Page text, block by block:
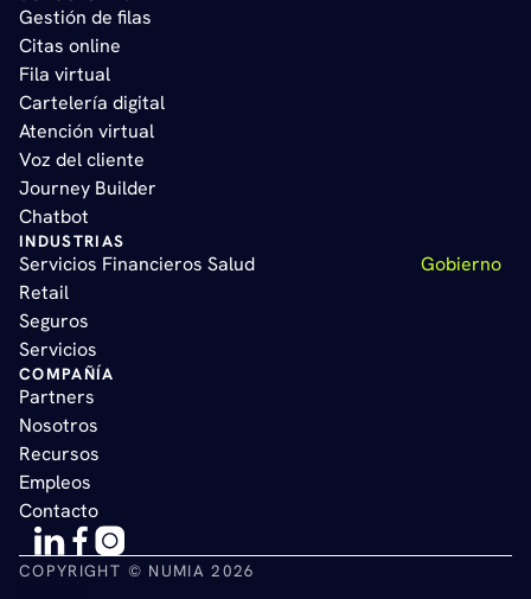
Gestión de filas
Citas online
Fila virtual
Cartelería digital
Atención virtual
Voz del cliente
Journey Builder
Chatbot
INDUSTRIAS
Servicios Financieros Salud
Retail
Seguros
Servicios
COMPAÑÍA
Partners
Nosotros
Recursos
Empleos
Contacto
COPYRIGHT © NUMIA 2026